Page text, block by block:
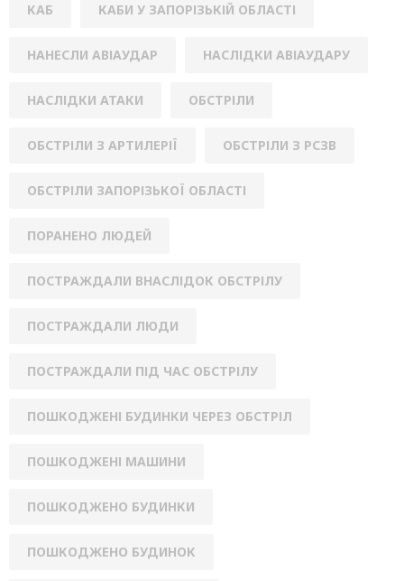
КАБ КАБИ У ЗАПОРІЗЬКІЙ ОБЛАСТІ
НАНЕСЛИ АВІАУДАР НАСЛІДКИ АВІАУДАРУ
НАСЛІДКИ АТАКИ ОБСТРІЛИ
ОБСТРІЛИ З АРТИЛЕРІЇ ОБСТРІЛИ З РСЗВ
ОБСТРІЛИ ЗАПОРІЗЬКОЇ ОБЛАСТІ
ПОРАНЕНО ЛЮДЕЙ
ПОСТРАЖДАЛИ ВНАСЛІДОК ОБСТРІЛУ
ПОСТРАЖДАЛИ ЛЮДИ
ПОСТРАЖДАЛИ ПІД ЧАС ОБСТРІЛУ
ПОШКОДЖЕНІ БУДИНКИ ЧЕРЕЗ ОБСТРІЛ
ПОШКОДЖЕНІ МАШИНИ
ПОШКОДЖЕНО БУДИНКИ
ПОШКОДЖЕНО БУДИНОК